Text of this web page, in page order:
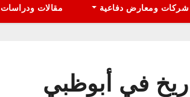
شركات ومعارض دفاعية مقالات ودراسات
في أبوظبي